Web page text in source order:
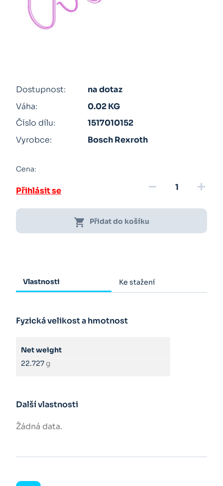
Dostupnost:
na dotaz
Váha:
0.02 KG
Číslo dílu:
1517010152
Vyrobce:
Bosch Rexroth
Cena:
Přihlásit se remove add
shopping_cart Přidat do košíku
Vlastnosti Ke stažení
Fyzická velikost a hmotnost
Net weight
22.727g
Další vlastnosti
Žádná data.